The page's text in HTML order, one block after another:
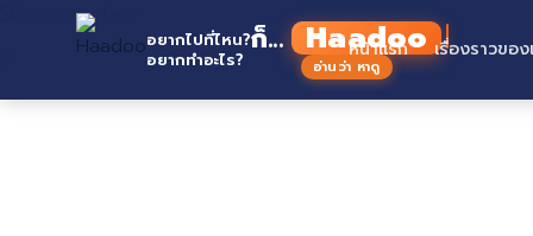
Skip to content
อยากไปที่ไหน?
อยากทำอะไร?
ก็... Haad
อ่านว่า หาดู
หน้าแรก เรื่องราวของ